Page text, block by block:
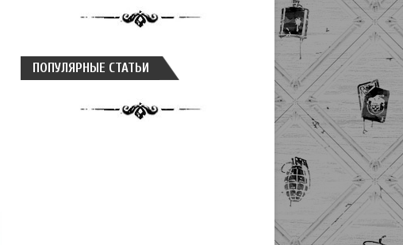
ПОПУЛЯРНЫЕ СТАТЬИ